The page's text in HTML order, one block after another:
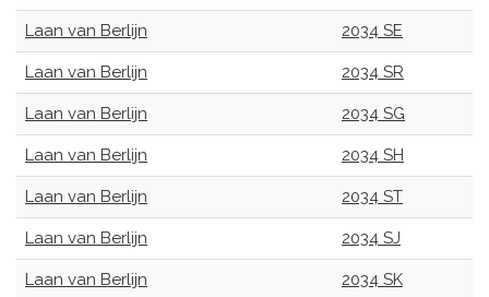
Laan van Berlijn 2034 SE
Laan van Berlijn 2034 SR
Laan van Berlijn 2034 SG
Laan van Berlijn 2034 SH
Laan van Berlijn 2034 ST
Laan van Berlijn 2034 SJ
Laan van Berlijn 2034 SK